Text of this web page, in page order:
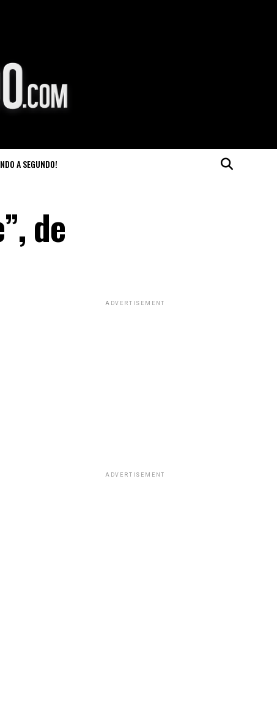
A SEGUNDO!
de
ADVERTISEMENT
ADVERTISEMENT